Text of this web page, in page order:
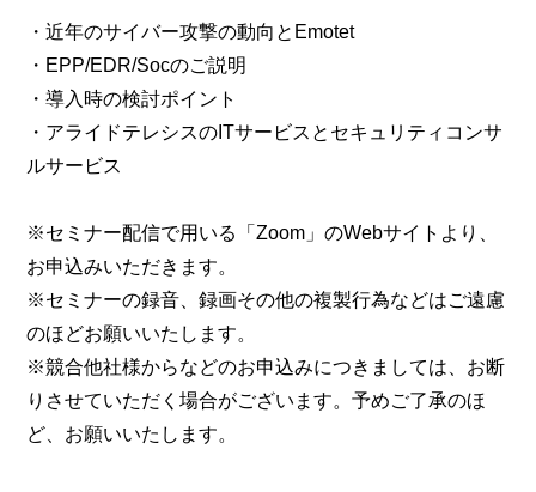
・近年のサイバー攻撃の動向とEmotet
・EPP/EDR/Socのご説明
・導入時の検討ポイント
・アライドテレシスのITサービスとセキュリティコンサ
ルサービス
※セミナー配信で用いる「Zoom」のWebサイトより、
お申込みいただきます。
※セミナーの録音、録画その他の複製行為などはご遠慮
のほどお願いいたします。
※競合他社様からなどのお申込みにつきましては、お断
りさせていただく場合がございます。予めご了承のほ
ど、お願いいたします。